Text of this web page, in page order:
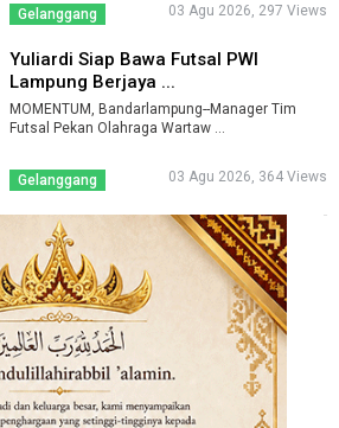
Gelanggang 03 Agu 2026, 297 Views
Yuliardi Siap Bawa Futsal PWI
Lampung Berjaya ...
MOMENTUM, Bandarlampung--Manager Tim
Futsal Pekan Olahraga Wartaw ...
Gelanggang 03 Agu 2026, 364 Views